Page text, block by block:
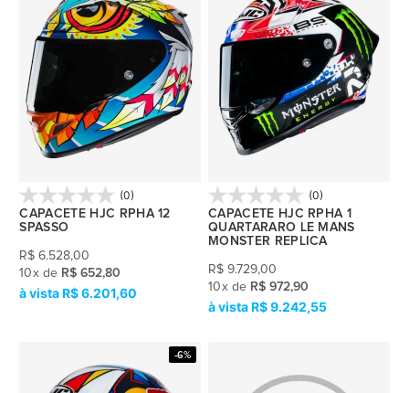
(0)
CAPACETE HJC RPHA 12
SPASSO
R$ 6.528,00
10x de R$ 652,80
R$ 6.201,60
(0)
CAPACETE HJC RPHA 1
QUARTARARO LE MANS
MONSTER REPLICA
R$ 9.729,00
10x de R$ 972,90
R$ 9.242,55
-6%